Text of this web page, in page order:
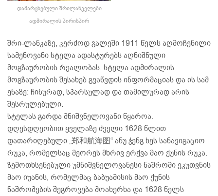
დამარცხებული შრილანკელები
ადმირალის პირისპირ
შრი-ლანკაზე, კერძოდ გალეში 1911 წელს აღმოჩენილი
სამენოვანი სტელა ადასტურებს აღნიშნული
მოგზაურობის რეალობას. სტელა ადმირალის
მოგზაურობის შესახებ გვაწვდის ინფორმაციას და ის სამ
ენაზე: ჩინურად, სპარსულად და თამილურად არის
შესრულებული.
სტელას გარდა მნიშვნელოვანი წყაროა.
დღესდღეობით ყველაზე ძველი 1628 წლით
დათარიღებული „郑和航海图“ ანუ ჭენგ ხეს სანავიგაციო
რუკა, რომელსაც მეორეს მხრივ ერქვა მაო ქუნის რუკა.
ზემოთხსენებული უმნიშვნელოვანესი ნაშრომი ეკუთვნის
მაო იუანის, რომელმაც ბაბუამისის მაო ქუნის
ნაშრომების შეგროვება მოახერხა და 1628 წელს